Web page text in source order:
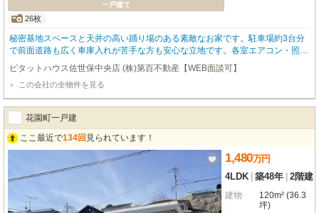
一戸建て
26枚
秘密基地スペースと天井の高い踊り場のある素敵なお家です。駐車場約3台分
で前面道路も広く車庫入れが苦手な方も安心な立地です。各室エアコン・照明
あり。状態も良いため是非を現地ご覧くださいませ！
ピタットハウス佐世保中央店 (株)第百不動産【WEB面談可】
この会社の全物件を見る
花園町一戸建
ここ最近で134回 見られています！
1,480万円
4LDK 築48年 2階建
建物
120m² (36.3
坪)